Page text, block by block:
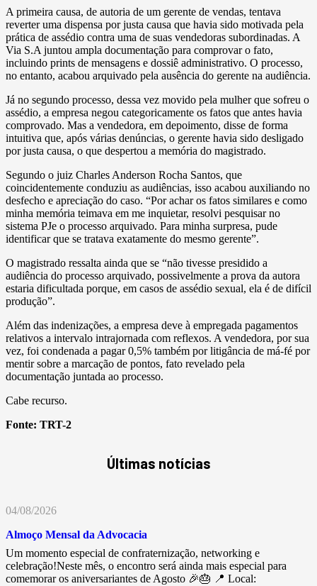
A primeira causa, de autoria de um gerente de vendas, tentava
reverter uma dispensa por justa causa que havia sido motivada pela
prática de assédio contra uma de suas vendedoras subordinadas. A
Via S.A juntou ampla documentação para comprovar o fato,
incluindo prints de mensagens e dossiê administrativo. O processo,
no entanto, acabou arquivado pela ausência do gerente na audiência.
Já no segundo processo, dessa vez movido pela mulher que sofreu o
assédio, a empresa negou categoricamente os fatos que antes havia
comprovado. Mas a vendedora, em depoimento, disse de forma
intuitiva que, após várias denúncias, o gerente havia sido desligado
por justa causa, o que despertou a memória do magistrado.
Segundo o juiz Charles Anderson Rocha Santos, que
coincidentemente conduziu as audiências, isso acabou auxiliando no
desfecho e apreciação do caso. “Por achar os fatos similares e como
minha memória teimava em me inquietar, resolvi pesquisar no
sistema PJe o processo arquivado. Para minha surpresa, pude
identificar que se tratava exatamente do mesmo gerente”.
O magistrado ressalta ainda que se “não tivesse presidido a
audiência do processo arquivado, possivelmente a prova da autora
estaria dificultada porque, em casos de assédio sexual, ela é de difícil
produção”.
Além das indenizações, a empresa deve à empregada pagamentos
relativos a intervalo intrajornada com reflexos. A vendedora, por sua
vez, foi condenada a pagar 0,5% também por litigância de má-fé por
mentir sobre a marcação de pontos, fato revelado pela
documentação juntada ao processo.
Cabe recurso.
Fonte: TRT-2
Últimas notícias
04/08/2026
Almoço Mensal da Advocacia
Um momento especial de confraternização, networking e
celebração!Neste mês, o encontro será ainda mais especial para
comemorar os aniversariantes de Agosto 🎉🎂 📍 Local: